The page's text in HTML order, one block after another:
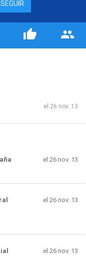
SEGUIR
el 26 nov. 13
el 26 nov. 13
el 26 nov. 13
el 26 nov. 13